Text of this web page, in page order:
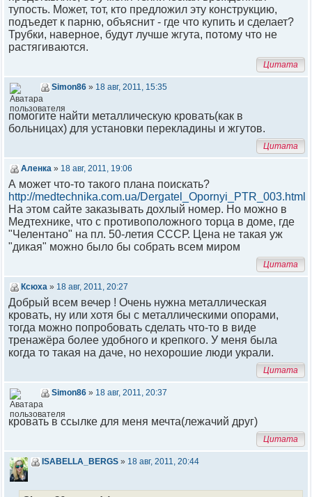
тупость. Может, тот, кто предложил эту конструкцию,
подъедет к парню, объяснит - где что купить и сделает?
Трубки, наверное, будут лучше жгута, потому что не
растягиваются.
Цитата
Simon86 » 18 авг, 2011, 15:35
помогите найти металлическую кровать(как в
больницах) для установки перекладины и жгутов.
Цитата
Аленка » 18 авг, 2011, 19:06
А может что-то такого плана поискать?
http://medtechnika.com.ua/Dergatel_Opornyi_PTR_003.html
На этом сайте заказывать дохлый номер. Но можно в
Медтехнике, что с противоположного торца в доме, где
"Челентано" на пл. 50-летия СССР. Цена не такая уж
"дикая" можно было бы собрать всем миром
Цитата
Ксюха » 18 авг, 2011, 20:27
Добрый всем вечер ! Очень нужна металлическая
кровать, ну или хотя бы с металлическими опорами,
тогда можно попробовать сделать что-то в виде
тренажёра более удобного и крепкого. У меня была
когда то такая на даче, но нехорошие люди украли.
Цитата
Simon86 » 18 авг, 2011, 20:37
кровать в ссылке для меня мечта(лежачий друг)
Цитата
ISABELLA_BERGS » 18 авг, 2011, 20:44